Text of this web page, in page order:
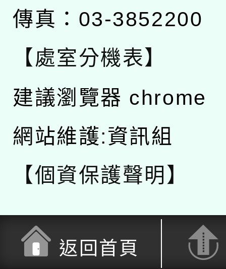
傳真：03-3852200
【處室分機表】
建議瀏覽器 chrome
網站維護:資訊組
【個資保護聲明】
返回首頁